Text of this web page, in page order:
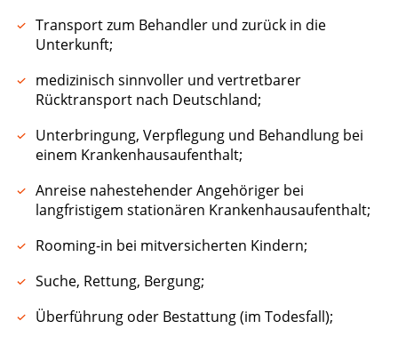
Transport zum Behandler und zurück in die
Unterkunft;
medizinisch sinnvoller und vertretbarer
Rücktransport nach Deutschland;
Unterbringung, Verpflegung und Behandlung bei
einem Krankenhausaufenthalt;
Anreise nahestehender Angehöriger bei
langfristigem stationären Krankenhausaufenthalt;
Rooming-in bei mitversicherten Kindern;
Suche, Rettung, Bergung;
Überführung oder Bestattung (im Todesfall);